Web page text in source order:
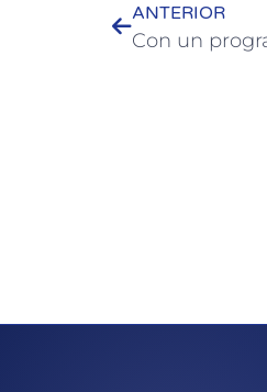
ANTERIOR